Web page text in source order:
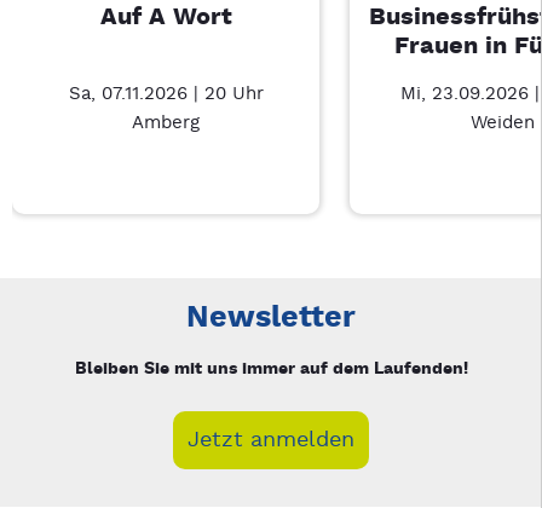
Auf A Wort
Sa, 07.11.2026 | 20 Uhr
Amberg
Frauen in
Mi, 23.09.2026
Weiden
Newsletter
Bleiben Sie mit uns immer auf dem Laufenden!
Jetzt anmelden